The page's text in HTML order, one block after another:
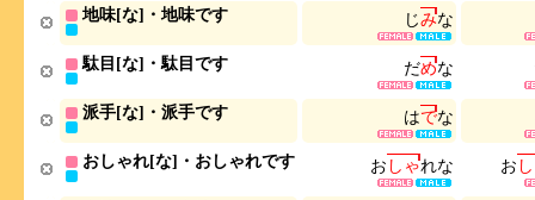
地味[な]・地味です じみな
駄目[な]・駄目です だめな
派手[な]・派手です はでな
おしゃれ[な]・おしゃれです お し ゃれな お し